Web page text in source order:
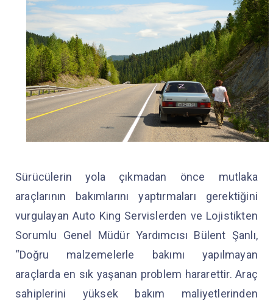
Sürücülerin yola çıkmadan önce mutlaka
araçlarının bakımlarını yaptırmaları gerektiğini
vurgulayan Auto King Servislerden ve Lojistikten
Sorumlu Genel Müdür Yardımcısı Bülent Şanlı,
“Doğru malzemelerle bakımı yapılmayan
araçlarda en sık yaşanan problem hararettir. Araç
sahiplerini yüksek bakım maliyetlerinden